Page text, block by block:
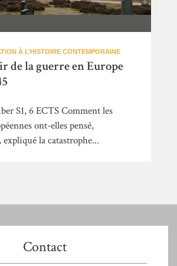
À L’HISTOIRE CONTEMPORAINE
de la guerre en Europe
S1, 6 ECTS Comment les
ont-elles pensé,
la catastrophe...
Contact